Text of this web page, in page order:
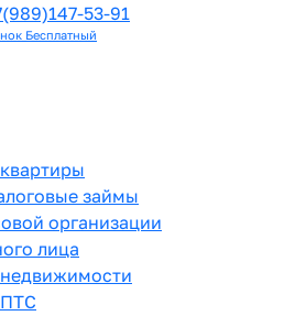
53-91
Бесплатный
займы
организации
лица